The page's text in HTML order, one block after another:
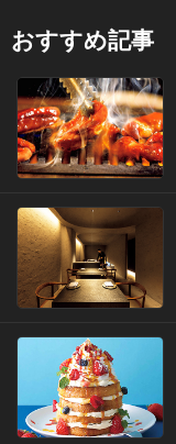
おすすめ記事